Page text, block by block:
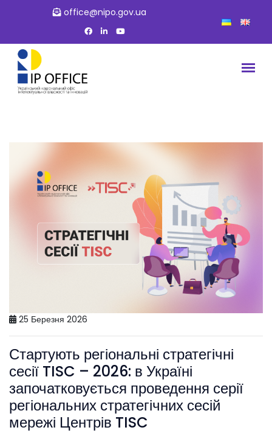
office@nipo.gov.ua
25 Березня 2026
Стартують регіональні стратегічні
сесії TISC – 2026: в Україні
започатковується проведення серії
регіональних стратегічних сесій
мережі Центрів TISC